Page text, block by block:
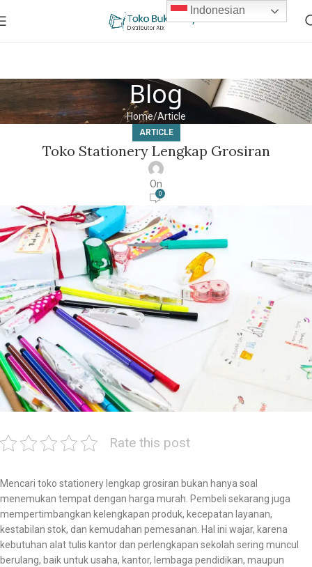
Blog
Home Article
ARTICLE
Toko Stationery Lengkap Grosiran
On
0
Rate this post
Mencari toko stationery lengkap grosiran bukan hanya soal
menemukan tempat dengan harga murah. Pembeli sekarang juga
mempertimbangkan kelengkapan produk, kecepatan layanan,
kestabilan stok, dan kemudahan pemesanan. Hal ini wajar, karena
kebutuhan alat tulis kantor dan perlengkapan sekolah sering muncul
berulang, baik untuk usaha, kantor, lembaga pendidikan, maupun
Indonesian